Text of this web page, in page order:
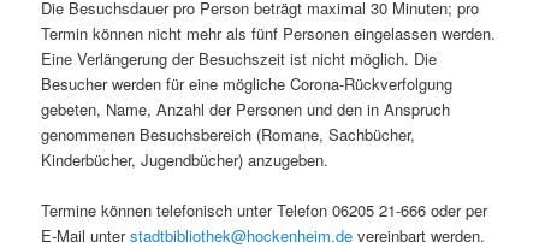
Die Besuchsdauer pro Person beträgt maximal 30 Minuten; pro
Termin können nicht mehr als fünf Personen eingelassen werden.
Eine Verlängerung der Besuchszeit ist nicht möglich. Die
Besucher werden für eine mögliche Corona-Rückverfolgung
gebeten, Name, Anzahl der Personen und den in Anspruch
genommenen Besuchsbereich (Romane, Sachbücher,
Kinderbücher, Jugendbücher) anzugeben.
Termine können telefonisch unter Telefon 06205 21-666 oder per
E-Mail unterstadtbibliothek@hockenheim.de vereinbart werden.